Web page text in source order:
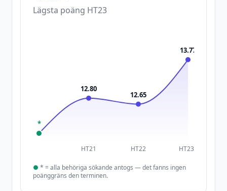
Lägsta poäng HT23
HT21 HT22 HT23
*
12.80
12.65
13.77
● * = alla behöriga sökande antogs — det fanns ingen
poänggräns den terminen.